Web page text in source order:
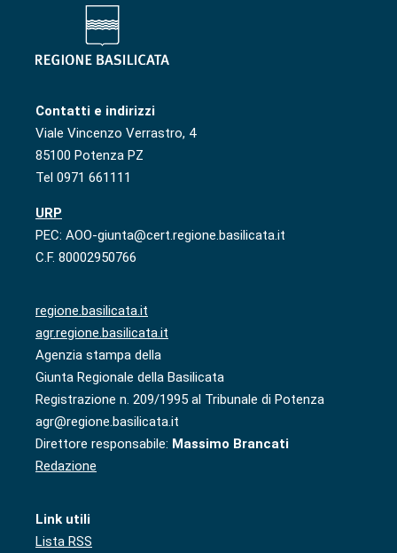
Contatti e indirizzi
Viale Vincenzo Verrastro, 4
85100 Potenza PZ
Tel 0971 661111
URP
PEC: AOO-giunta@cert.regione.basilicata.it
C.F. 80002950766
regione.basilicata.it
agr.regione.basilicata.it
Agenzia stampa della
Giunta Regionale della Basilicata
Registrazione n. 209/1995 al Tribunale di Potenza
agr@regione.basilicata.it
Direttore responsabile: Massimo Brancati
Redazione
Link utili
Lista RSS